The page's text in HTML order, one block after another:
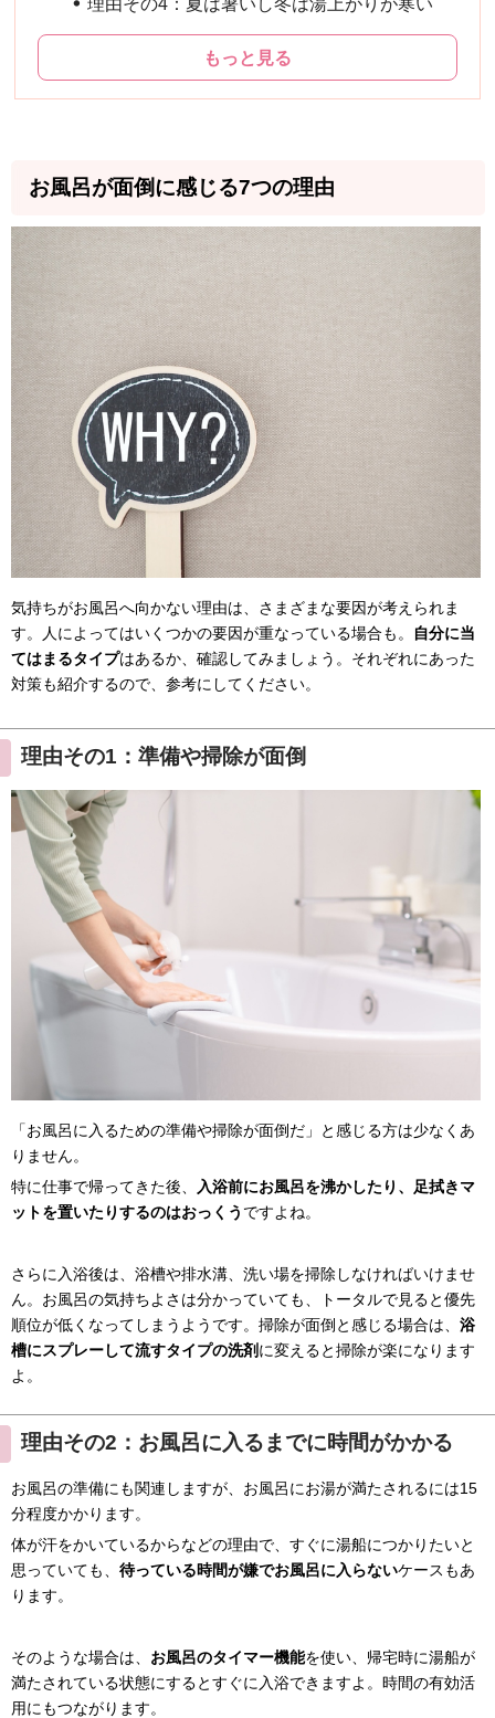
もっと見る
お風呂が面倒に感じる7つの理由
気持ちがお風呂へ向かない理由は、さまざまな要因が考えられま
す。人によってはいくつかの要因が重なっている場合も。
自分に当
てはまるタイプはあるか、確認してみましょう。それぞれにあった
対策も紹介するので、参考にしてください。
理由その1：準備や掃除が面倒
「お風呂に入るための準備や掃除が面倒だ」と感じる方は少なくあ
りません。
特に仕事で帰ってきた後、
入浴前にお風呂を沸かしたり、足拭きマ
ットを置いたりするのはおっくう ですよね。
さらに入浴後は、浴槽や排水溝、洗い場を掃除しなければいけませ
ん。お風呂の気持ちよさは分かっていても、トータルで見ると優先
順位が低くなってしまうようです。掃除が面倒と感じる場合は、 浴
槽にスプレーして流すタイプの洗剤に変えると掃除が楽になります
よ。
理由その2：お風呂に入るまでに時間がかかる
お風呂の準備にも関連しますが、お風呂にお湯が満たされるには15
分程度かかります。
体が汗をかいているからなどの理由で、すぐに湯船につかりたいと
思っていても、 待っている時間が嫌でお風呂に入らないケースもあ
ります。
そのような場合は、 お風呂のタイマー機能を使い、帰宅時に湯船が
満たされている状態にするとすぐに入浴できますよ。時間の有効活
用にもつながります。